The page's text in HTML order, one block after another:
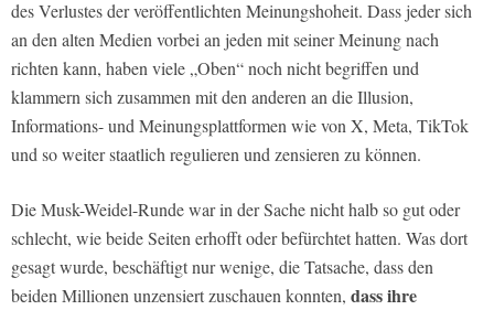
des Verlustes der veröffentlichten Meinungshoheit. Dass jeder sich
an den alten Medien vorbei an jeden mit seiner Meinung nach
richten kann, haben viele „Oben“ noch nicht begriffen und
klammern sich zusammen mit den anderen an die Illusion,
Informations- und Meinungsplattformen wie von X, Meta, TikTok
und so weiter staatlich regulieren und zensieren zu können.
Die Musk-Weidel-Runde war in der Sache nicht halb so gut oder
schlecht, wie beide Seiten erhofft oder befürchtet hatten. Was dort
gesagt wurde, beschäftigt nur wenige, die Tatsache, dass den
beiden Millionen unzensiert zuschauen konnten, dass ihre